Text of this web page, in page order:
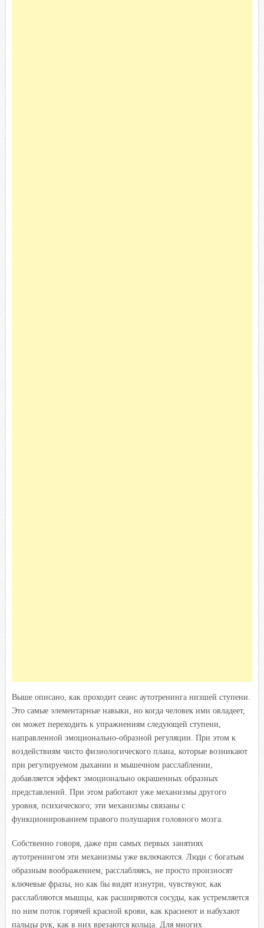
Выше описано, как проходит сеанс аутотренинга низшей ступени.
Это самые элементарные навыки, но когда человек ими овладеет,
он может переходить к упражнениям следующей ступени,
направленной эмоционально-образной регуляции. При этом к
воздействиям чисто физиологического плана, которые возникают
при регулируемом дыхании и мышечном расслаблении,
добавляется эффект эмоционально окрашенных образных
представлений. При этом работают уже механизмы другого
уровня, психического; эти механизмы связаны с
функционированием правого полушария головного мозга.
Собственно говоря, даже при самых первых занятиях
аутотренингом эти механизмы уже включаются. Люди с богатым
образным воображением, расслабляясь, не просто произносят
ключевые фразы, но как бы видят изнутри, чувствуют, как
расслабляются мышцы, как расширяются сосуды, как устремляется
по ним поток горячей красной крови, как краснеют и набухают
пальцы рук, как в них врезаются кольца. Для многих